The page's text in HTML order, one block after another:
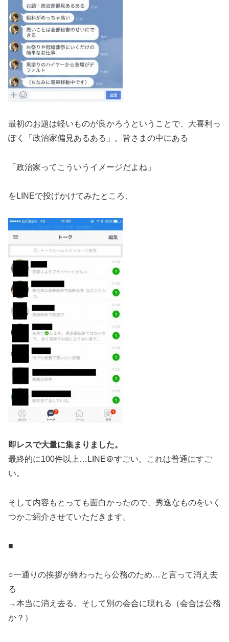
最初のお題は軽いものが良かろうということで、大喜利っ
ぽく「政治家偏見あるある」。皆さまの中にある
「政治家ってこういうイメージだよね」
をLINEで投げかけてみたところ、
即レスで大量に集まりました。
最終的に100件以上…LINE＠すごい。これは普通にすご
い。
そして内容もとっても面白かったので、秀逸なものをいく
つかご紹介させていただきます。
■
○一通りの挨拶が終わったら公務のため…と言って消え去
る
→本当に消え去る。そして別の会合に現れる（会合は公務
か？）